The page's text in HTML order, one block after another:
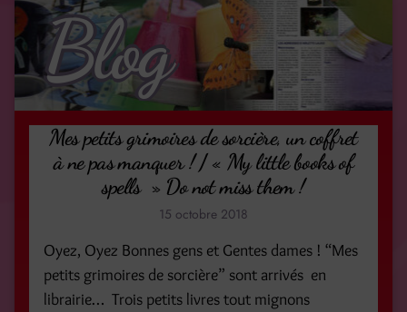
Blog
Mes petits grimoires de sorcière, un coffret
à ne pas manquer ! / « My little books of
spells » Do not miss them !
15 octobre 2018
Oyez, Oyez Bonnes gens et Gentes dames ! “Mes
petits grimoires de sorcière” sont arrivés en
librairie… Trois petits livres tout mignons